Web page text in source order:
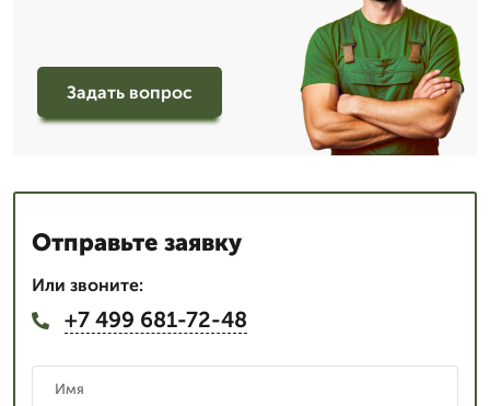
Задать вопрос
Отправьте заявку
Или звоните:
+7 499 681-72-48